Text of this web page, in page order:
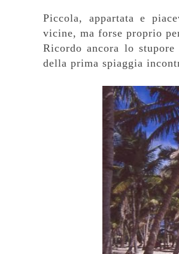
Piccola, appartata e
vicine, ma forse proprio
Ricordo ancora lo
della prima spiaggia